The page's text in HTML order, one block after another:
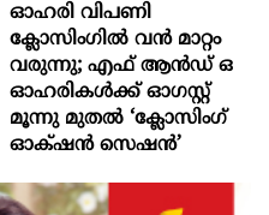
ഓഹരി വിപണി
ക്ലോസിംഗിൽ വൻ മാറ്റം
വരുന്നു; എഫ് ആൻഡ് ഒ
ഓഹരികൾക്ക് ഓഗസ്റ്റ്
മൂന്നു മുതൽ ‘ക്ലോസിംഗ്
ഓക്‌ഷൻ സെഷൻ’